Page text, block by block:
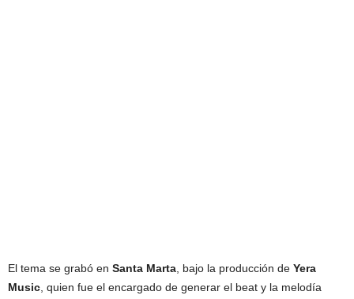
El tema se grabó en Santa Marta , bajo la producción de Yera
Music , quien fue el encargado de generar el beat y la melodía